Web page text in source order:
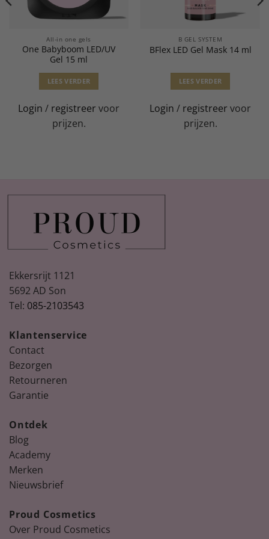
All-in one gels
One Babyboom LED/UV
Gel 15 ml
LEES VERDER
Login / registreer voor
prijzen.
B GEL SYSTEM
BFlex LED Gel Mask 14 ml
LEES VERDER
Login / registreer voor
prijzen.
Ekkersrijt 1121
5692 AD Son
Tel: 085-2103543
Klantenservice
Contact
Bezorgen
Retourneren
Garantie
Ontdek
Blog
Academy
Merken
Nieuwsbrief
Proud Cosmetics
Over Proud Cosmetics